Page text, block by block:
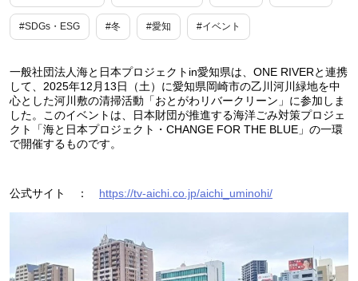
#SDGs・ESG #冬 #愛知 #イベント
一般社団法人海と日本プロジェクトin愛知県は、ONE RIVERと連携
して、2025年12月13日（土）に愛知県岡崎市の乙川河川緑地を中
心とした河川敷の清掃活動「おとがわリバークリーン」に参加しま
した。このイベントは、日本財団が推進する海洋ごみ対策プロジェ
クト「海と日本プロジェクト・CHANGE FOR THE BLUE」の一環
で開催するものです。
公式サイト ： https://tv-aichi.co.jp/aichi_uminohi/